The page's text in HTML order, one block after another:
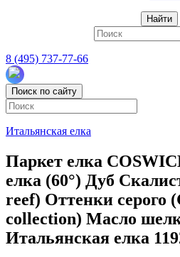
Найти
8 (495) 737-77-66
Поиск по сайту
Итальянская елка
Паркет елка
елка (60°) Дуб
reef) Оттенки серого
collection) Масло
Итальянская елка